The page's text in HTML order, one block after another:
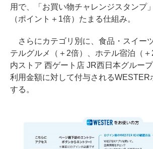
用で、「お買い物チャレンジスタンプ
（ポイント＋1倍）たまる仕組み。
さらにカテゴリ別に、食品・スイー
テルグルメ（＋2倍）、ホテル宿泊（
内ストア 西ゲート店 JR西日本グループ
利用金額に対して付与されるWESTER
する。